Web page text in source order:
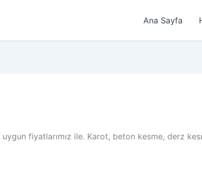
Ana Sayfa
fiyatlarımız ile. Karot, beton kesme, derz